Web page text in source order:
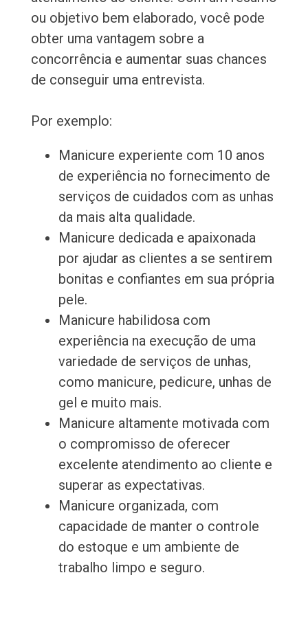
ou objetivo bem elaborado, você pode
obter uma vantagem sobre a
concorrência e aumentar suas chances
de conseguir uma entrevista.
Por exemplo:
Manicure experiente com 10 anos
de experiência no fornecimento de
serviços de cuidados com as unhas
da mais alta qualidade.
Manicure dedicada e apaixonada
por ajudar as clientes a se sentirem
bonitas e confiantes em sua própria
pele.
Manicure habilidosa com
experiência na execução de uma
variedade de serviços de unhas,
como manicure, pedicure, unhas de
gel e muito mais.
Manicure altamente motivada com
o compromisso de oferecer
excelente atendimento ao cliente e
superar as expectativas.
Manicure organizada, com
capacidade de manter o controle
do estoque e um ambiente de
trabalho limpo e seguro.